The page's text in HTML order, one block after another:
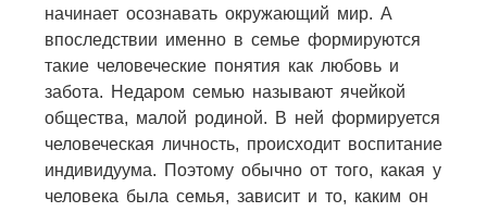
начинает осознавать окружающий мир. А
впоследствии именно в семье формируются
такие человеческие понятия как любовь и
забота. Недаром семью называют ячейкой
общества, малой родиной. В ней формируется
человеческая личность, происходит воспитание
индивидуума. Поэтому обычно от того, какая у
человека была семья, зависит и то, каким он